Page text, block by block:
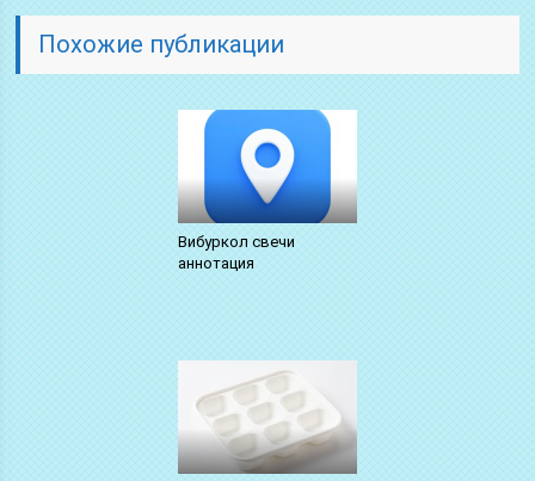
Похожие публикации
Вибуркол свечи
аннотация